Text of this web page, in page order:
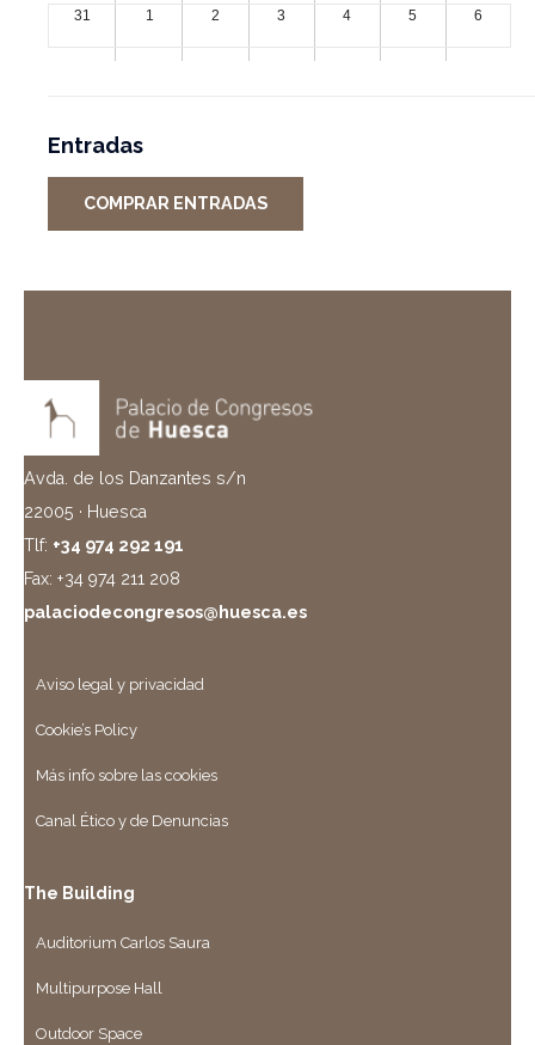
31 1 2 3 4 5 6
Entradas
COMPRAR ENTRADAS
Avda. de los Danzantes s/n
22005 · Huesca
Tlf: +34 974 292 191
Fax: +34 974 211 208
palaciodecongresos@huesca.es
Aviso legal y privacidad
Cookie’s Policy
Más info sobre las cookies
Canal Ético y de Denuncias
The Building
Auditorium Carlos Saura
Multipurpose Hall
Outdoor Space